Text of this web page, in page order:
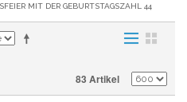
MIT DER GEBURTSTAGSZAHL 44
83 Artikel